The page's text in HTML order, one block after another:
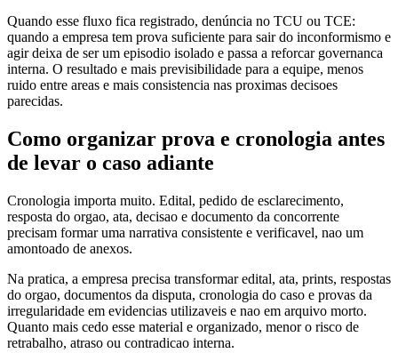
Quando esse fluxo fica registrado, denúncia no TCU ou TCE:
quando a empresa tem prova suficiente para sair do inconformismo e
agir deixa de ser um episodio isolado e passa a reforcar governanca
interna. O resultado e mais previsibilidade para a equipe, menos
ruido entre areas e mais consistencia nas proximas decisoes
parecidas.
Como organizar prova e cronologia antes
de levar o caso adiante
Cronologia importa muito. Edital, pedido de esclarecimento,
resposta do orgao, ata, decisao e documento da concorrente
precisam formar uma narrativa consistente e verificavel, nao um
amontoado de anexos.
Na pratica, a empresa precisa transformar edital, ata, prints, respostas
do orgao, documentos da disputa, cronologia do caso e provas da
irregularidade em evidencias utilizaveis e nao em arquivo morto.
Quanto mais cedo esse material e organizado, menor o risco de
retrabalho, atraso ou contradicao interna.